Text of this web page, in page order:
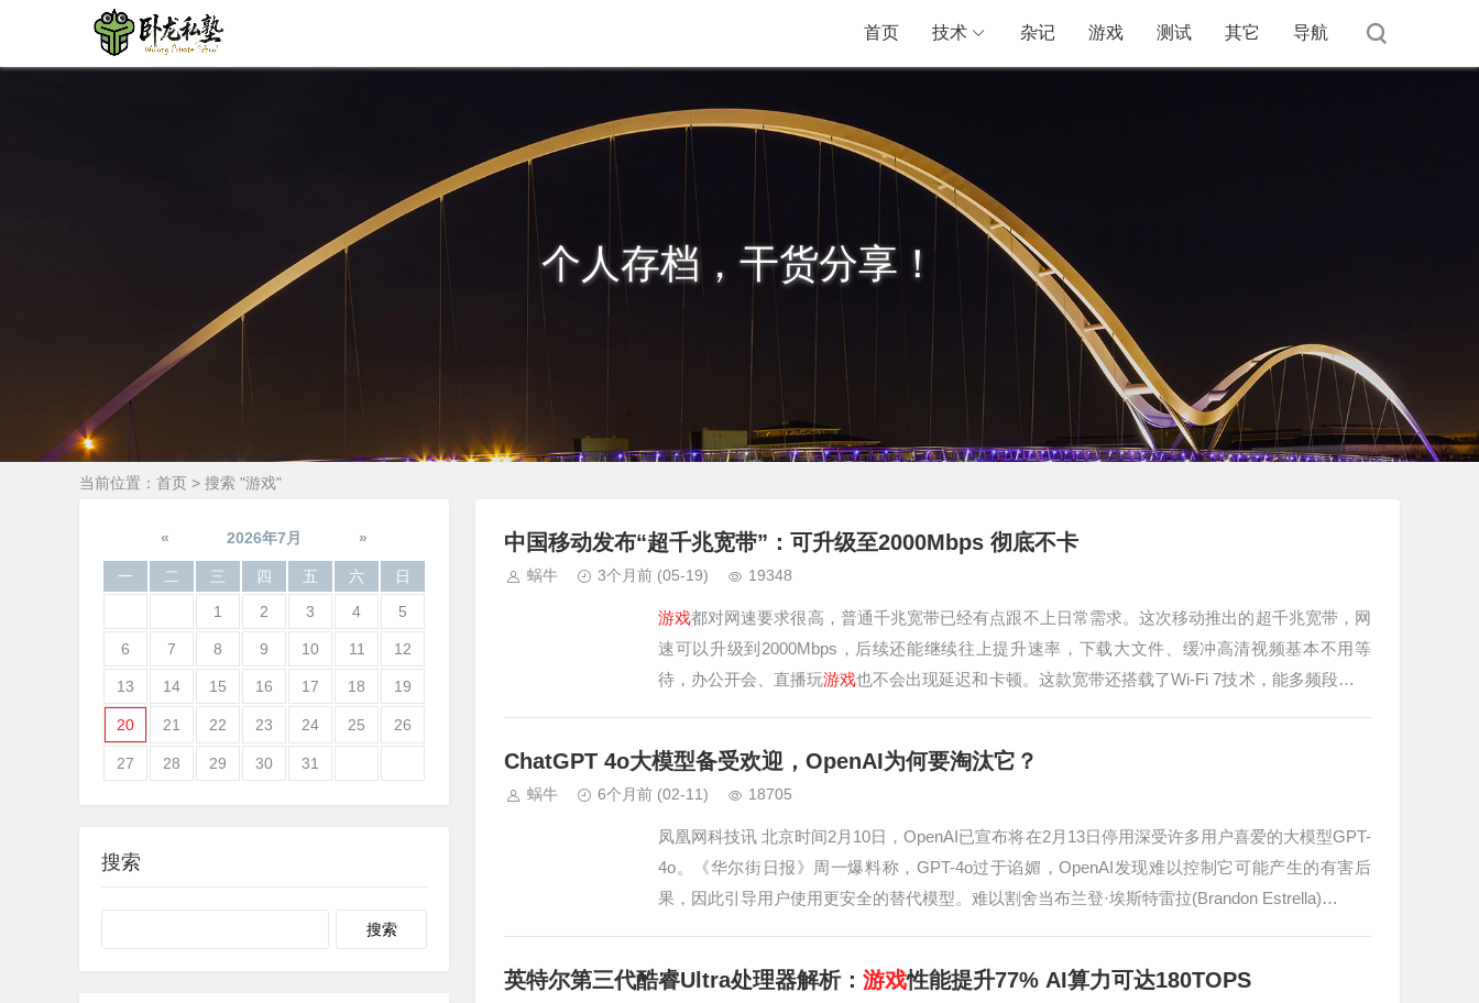
首页 技术 杂记 游戏 测试 其它 导航
个人存档，干货分享！
当前位置： 首页 > 搜索 "游戏"
中国移动发布“超千兆宽带”：可升级至2000Mbps 彻底不卡
蜗牛 3个月前 (05-19) 19348
游戏都对网速要求很高，普通千兆宽带已经有点跟不上日常需求。这次移动推出的超千兆宽带，网
速可以升级到2000Mbps，后续还能继续往上提升速率，下载大文件、缓冲高清视频基本不用等
待，办公开会、直播玩游戏也不会出现延迟和卡顿。这款宽带还搭载了Wi-Fi 7技术，能多频段同时
ChatGPT 4o大模型备受欢迎，OpenAI为何要淘汰它？
蜗牛 6个月前 (02-11) 18705
凤凰网科技讯 北京时间2月10日，OpenAI已宣布将在2月13日停用深受许多用户喜爱的大模型GPT-
4o。《华尔街日报》周一爆料称，GPT-4o过于谄媚，OpenAI发现难以控制它可能产生的有害后
果，因此引导用户使用更安全的替代模型。难以割舍当布兰登·埃斯特雷拉(Brandon Estrella)…
英特尔第三代酷睿Ultra处理器解析： 游戏性能提升77% AI算力可达180TOPS
« 2026年7月 »
一 二 三 四 五 六
日
1
2 3 4 5
6 7 8 9 10 11 12
13 14 15 16 17 18 19
20 21 22 23 24 25 26
27 28 29 30 31
搜索